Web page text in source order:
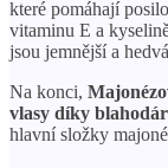
které pomáhají
vitaminu E a
jsou jemnější a
Na konci,
vlasy díky
hlavní složky